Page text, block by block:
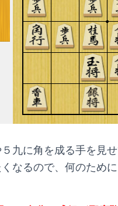
九に角を成る手を見
なるので、何のため